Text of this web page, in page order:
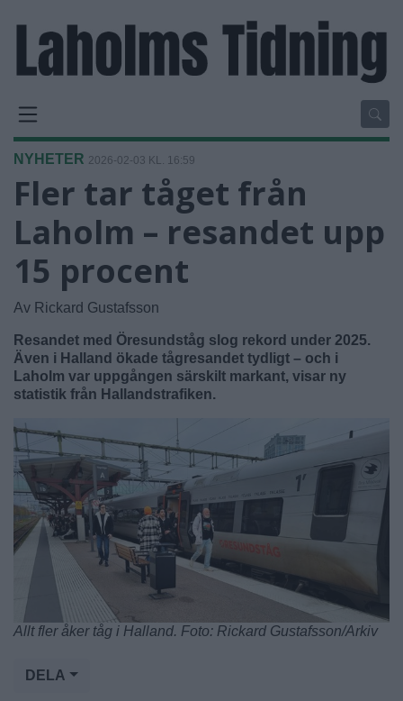
NYHETER 2026-02-03 KL. 16:59
Fler tar tåget från
Laholm – resandet upp
15 procent
Av Rickard Gustafsson
Resandet med Öresundståg slog rekord under 2025.
Även i Halland ökade tågresandet tydligt – och i
Laholm var uppgången särskilt markant, visar ny
statistik från Hallandstrafiken.
Allt fler åker tåg i Halland. Foto: Rickard Gustafsson/Arkiv
DELA